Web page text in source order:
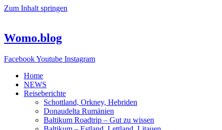
Zum Inhalt springen
Womo.blog
FacebookYoutube Instagram
Home
NEWS
Reiseberichte
Schottland, Orkney, Hebriden
Donaudelta Rumänien
Baltikum Roadtrip – Gut zu wissen